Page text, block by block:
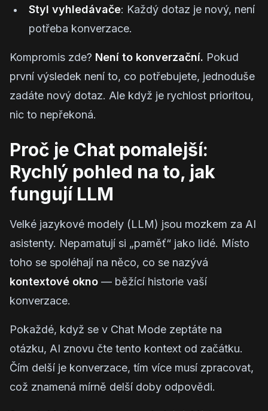
Styl vyhledávače: Každý dotaz je nový, není
potřeba konverzace.
Kompromis zde? Není to konverzační. Pokud
první výsledek není to, co potřebujete, jednoduše
zadáte nový dotaz. Ale když je rychlost prioritou,
nic to nepřekoná.
Proč je Chat pomalejší:
Rychlý pohled na to, jak
fungují LLM
Velké jazykové modely (LLM) jsou mozkem za AI
asistenty. Nepamatují si „paměť“ jako lidé. Místo
toho se spoléhají na něco, co se nazývá
kontextové okno — běžící historie vaší
konverzace.
Pokaždé, když se v Chat Mode zeptáte na
otázku, AI znovu čte tento kontext od začátku.
Čím delší je konverzace, tím více musí zpracovat,
což znamená mírně delší doby odpovědi.